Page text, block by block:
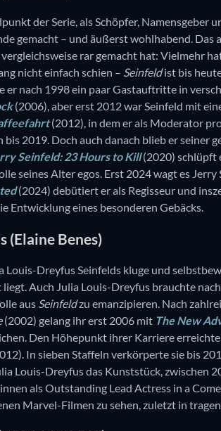
der Serie, als Schöpfer, Namensgeber
gemacht – und äußerst wohlhabend.
rar gemacht hat: Vielmehr
nicht einfach schien – Seinfeldist bis
er nach 1998 ein paar Gastauftritte in
(2006), aber erst 2012 war Seinfeld mit
(2012), in dem er als Moderator
2019. Doch auch danach blieb er seiner
Seinfeld: 23 Hours to Kill(2020) schlüpft
seines Alter egos. Erst 2024 wagt es
(2024) debütiert er als Regisseur und
Entwicklung eines besonderen Gebäcks.
(Elaine Benes)
Louis-Dreyfus Seinfelds kluge und
Auch Julia Louis-Dreyfus brauchte
aus Seinfeldzu emanzipieren. Nach
(2002) gelang ihr erst 2006 mit The New
Den Höhepunkt ihrer Karriere
In sieben Staffeln verkörperte sie bis
Louis-Dreyfus das Kunststück, zwischen
als Outstanding Lead Actress in a
Marvel-Filmen zu sehen, zuletzt in